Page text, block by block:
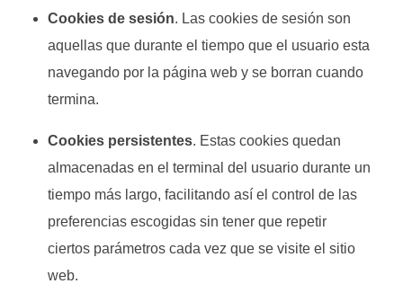
Cookies de sesión. Las cookies de sesión son
aquellas que durante el tiempo que el usuario esta
navegando por la página web y se borran cuando
termina.
Cookies persistentes. Estas cookies quedan
almacenadas en el terminal del usuario durante un
tiempo más largo, facilitando así el control de las
preferencias escogidas sin tener que repetir
ciertos parámetros cada vez que se visite el sitio
web.